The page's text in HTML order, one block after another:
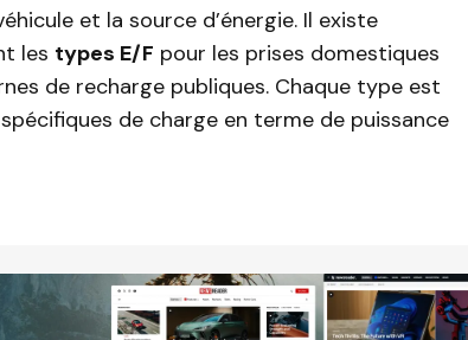
et la source d’énergie. Il existe
les types E/F pour les prises domestiques
de recharge publiques. Chaque type est
de charge en terme de puissance